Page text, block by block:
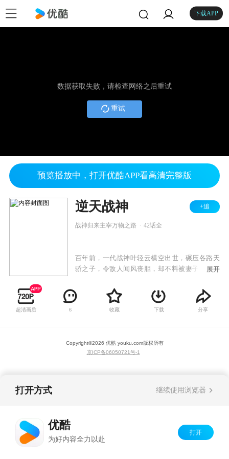
下载APP
数据获取失败，请检查网络之后重试
重试
预览播放中，打开优酷APP看高清完整版
逆天战神 +追
战神归来主宰万物之路 42话全
百年前，一代战神叶轻云横空出世，碾压各路天
骄之子，令敌人闻风丧胆，却不料被妻子洛灵，
进入黄金时代，妖孽人物疯狂涌现！叶轻云成为
了八荒大陆中小小家族叶家废物弟子！命运逆
转，逆天改命！这一世我不但要碾压天才，还要
展开
超清画质 6 收藏 下载 分享
Copyright©2026 优酷 youku.com版权所有
京ICP备06050721号-1
打开方式 继续使用浏览器
优酷
为好内容全力以赴
打开